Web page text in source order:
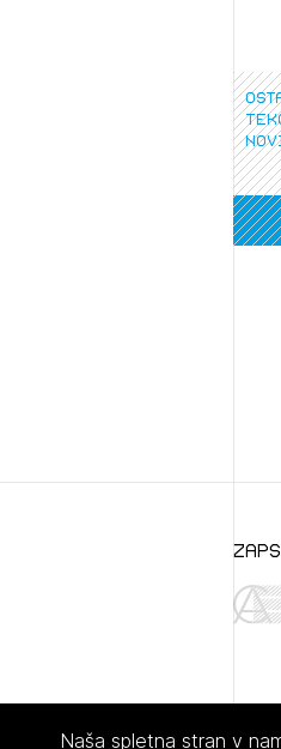
Naša spletna stran v